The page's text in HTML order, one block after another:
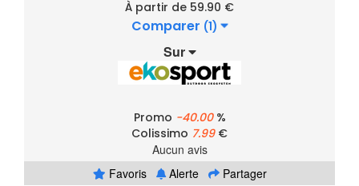
À partir de 59.90 €
Comparer (1)
Sur
Promo -40.00%
Colissimo 7.99€
Aucun avis
Favoris
Alerte Partager